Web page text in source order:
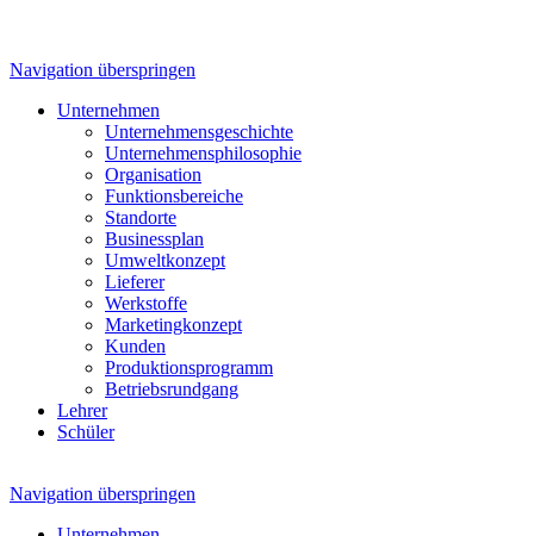
Navigation überspringen
Unternehmen
Unternehmensgeschichte
Unternehmensphilosophie
Organisation
Funktionsbereiche
Standorte
Businessplan
Umweltkonzept
Lieferer
Werkstoffe
Marketingkonzept
Kunden
Produktionsprogramm
Betriebsrundgang
Lehrer
Schüler
Navigation überspringen